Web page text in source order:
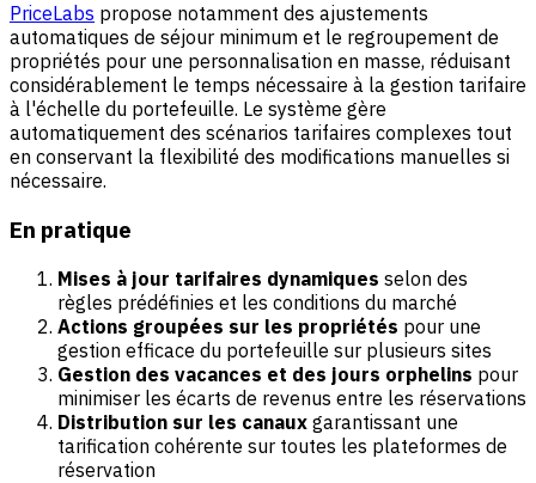
PriceLabs propose notamment des ajustements
automatiques de séjour minimum et le regroupement de
propriétés pour une personnalisation en masse, réduisant
considérablement le temps nécessaire à la gestion tarifaire
à l'échelle du portefeuille. Le système gère
automatiquement des scénarios tarifaires complexes tout
en conservant la flexibilité des modifications manuelles si
nécessaire.
En pratique
Mises à jour tarifaires dynamiques selon des
règles prédéfinies et les conditions du marché
Actions groupées sur les propriétés pour une
gestion efficace du portefeuille sur plusieurs sites
Gestion des vacances et des jours orphelins pour
minimiser les écarts de revenus entre les réservations
Distribution sur les canaux garantissant une
tarification cohérente sur toutes les plateformes de
réservation